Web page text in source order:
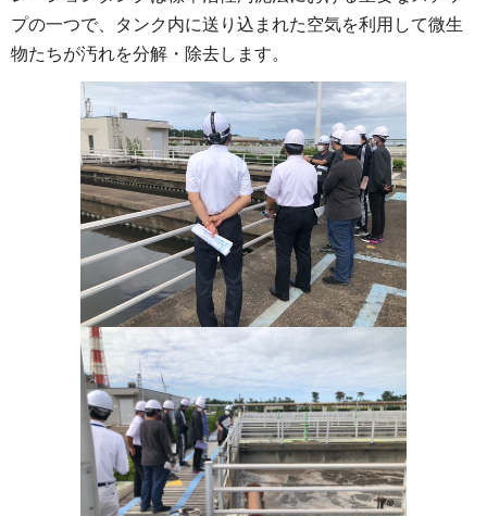
プの一つで、タンク内に送り込まれた空気を利用して微生
物たちが汚れを分解・除去します。